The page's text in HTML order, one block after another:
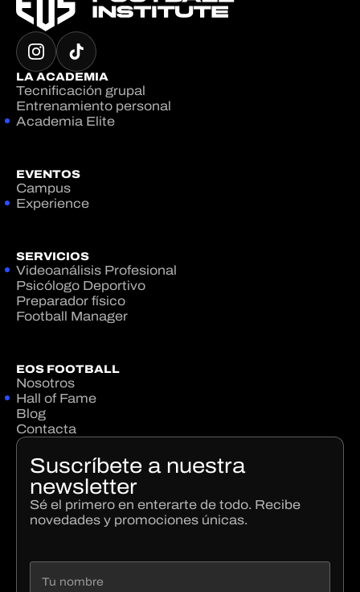
LA ACADEMIA
Tecnificación grupal
Entrenamiento personal
Academia Elite
EVENTOS
Campus
Experience
SERVICIOS
Videoanálisis Profesional
Psicólogo Deportivo
Preparador físico
Football Manager
EOS FOOTBALL
Nosotros
Hall of Fame
Blog
Contacta
Suscríbete a nuestra
newsletter
Sé el primero en enterarte de todo. Recibe
novedades y promociones únicas.